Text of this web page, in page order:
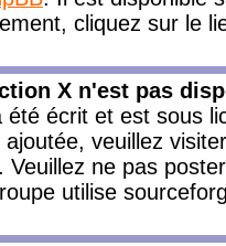
cliquez sur le
X n'est pas
été écrit et est sous
veuillez
Veuillez ne pas
utilise